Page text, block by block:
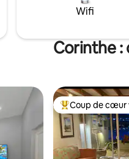
Wifi
Corinthe :
Coups de cœur
Coup de cœur